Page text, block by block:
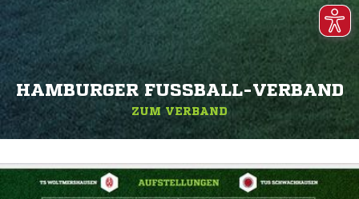
HAMBURGER FUSSBALL-VERBAND
ZUM VERBAND